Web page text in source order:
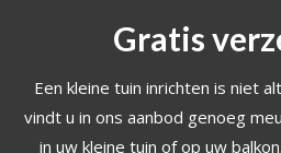
Gratis
Een kleine tuin inrichten is niet
vindt u in ons aanbod genoeg
in uw kleine tuin of op uw